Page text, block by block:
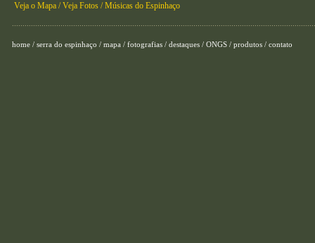
Veja o Mapa /Veja Fotos /Músicas do Espinhaço
home / serra do espinhaço / mapa / fotografias / destaques / ONGS / produtos / contato